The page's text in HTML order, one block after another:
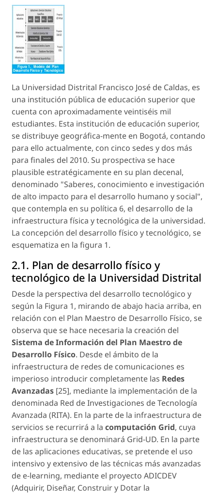
La Universidad Distrital Francisco José de Caldas, es
una institución pública de educación superior que
cuenta con aproximadamente veintiséis mil
estudiantes. Esta institución de educación superior,
se distribuye geográfica-mente en Bogotá, contando
para ello actualmente, con cinco sedes y dos más
para finales del 2010. Su prospectiva se hace
plausible estratégicamente en su plan decenal,
denominado "Saberes, conocimiento e investigación
de alto impacto para el desarrollo humano y social",
que contempla en su política 6, el desarrollo de la
infraestructura física y tecnológica de la universidad.
La concepción del desarrollo físico y tecnológico, se
esquematiza en la figura 1.
2.1. Plan de desarrollo físico y
tecnológico de la Universidad Distrital
Desde la perspectiva del desarrollo tecnológico y
según la Figura 1, mirando de abajo hacia arriba, en
relación con el Plan Maestro de Desarrollo Físico, se
observa que se hace necesaria la creación del
Sistema de Información del Plan Maestro de
Desarrollo Físico. Desde el ámbito de la
infraestructura de redes de comunicaciones es
imperioso introducir completamente las Redes
Avanzadas [25], mediante la implementación de la
denominada Red de Investigaciones de Tecnología
Avanzada (RITA). En la parte de la infraestructura de
servicios se recurrirá a la computación Grid, cuya
infraestructura se denominará Grid-UD. En la parte
de las aplicaciones educativas, se pretende el uso
intensivo y extensivo de las técnicas más avanzadas
de e-learning, mediante el proyecto ADICDEV
(Adquirir, Diseñar, Construir y Dotar la